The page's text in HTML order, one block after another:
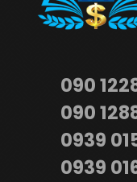
090
090
0939
0939